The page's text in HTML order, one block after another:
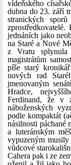
vídeňského
dubna do 23. září
stranických
jednáních jako
na Staré a Nové
z Vratu
magistrátům
píše starý
nových rad
jmenovaným
Hradce,
Ferdinand, že v
náboženských
podle kompaktát
násilnosti
a luteránským
vypuzeným
vůdcové
Cahera pak i ze